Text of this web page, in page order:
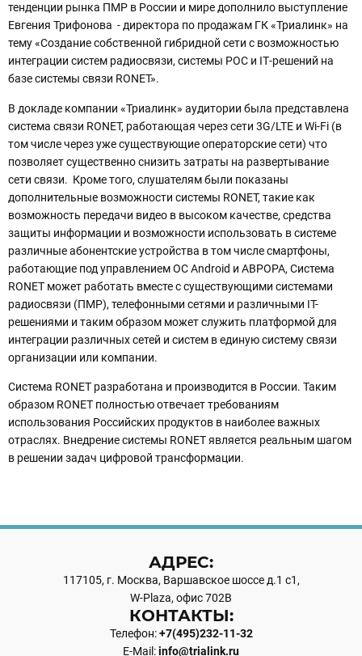
тенденции рынка ПМР в России и мире дополнило выступление
Евгения Трифонова - директора по продажам ГК «Триалинк» на
тему «Создание собственной гибридной сети с возможностью
интеграции систем радиосвязи, системы РОС и IT‐решений на
базе системы связи RONET».
В докладе компании «Триалинк» аудитории была представлена
система связи RONET, работающая через сети 3G/LTE и Wi-Fi (в
том числе через уже существующие операторские сети) что
позволяет существенно снизить затраты на развертывание
сети связи. Кроме того, слушателям были показаны
дополнительные возможности системы RONET, такие как
возможность передачи видео в высоком качестве, средства
защиты информации и возможности использовать в системе
различные абонентские устройства в том числе смартфоны,
работающие под управлением ОС Android и АВРОРА, Система
RONET может работать вместе с существующими системами
радиосвязи (ПМР), телефонными сетями и различными IT-
решениями и таким образом может служить платформой для
интеграции различных сетей и систем в единую систему связи
организации или компании.
Система RONET разработана и производится в России. Таким
образом RONET полностью отвечает требованиям
использования Российских продуктов в наиболее важных
отраслях. Внедрение системы RONET является реальным шагом
в решении задач цифровой трансформации.
АДРЕС:
117105, г. Москва, Варшавское шоссе д.1 с1,
W-Plaza, офис 702B
КОНТАКТЫ:
Телефон:+7(495)232-11-32
E-Mail:info@trialink.ru